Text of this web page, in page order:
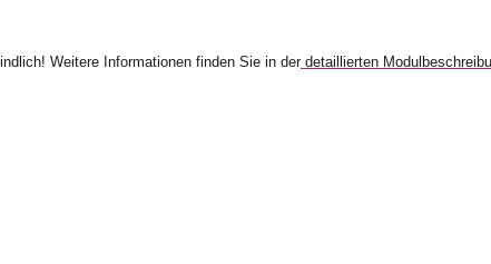
Weitere Informationen finden Sie in der detaillierten